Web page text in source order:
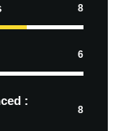
8
6
:
8